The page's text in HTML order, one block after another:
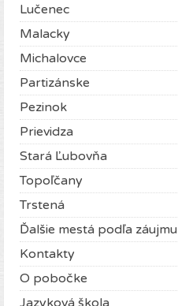
Lučenec
Malacky
Michalovce
Partizánske
Pezinok
Prievidza
Stará Ľubovňa
Topoľčany
Trstená
Ďalšie mestá podľa záujmu
Kontakty
O pobočke
Jazyková škola